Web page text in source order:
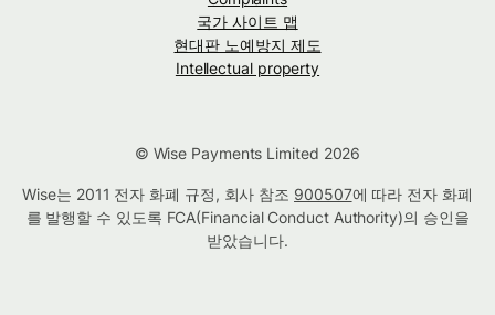
국가 사이트 맵
현대판 노예방지 제도
Intellectual property
© Wise Payments Limited 2026
Wise는 2011 전자 화폐 규정, 회사 참조 900507에 따라 전자 화폐
를 발행할 수 있도록 FCA(Financial Conduct Authority)의 승인을
받았습니다.